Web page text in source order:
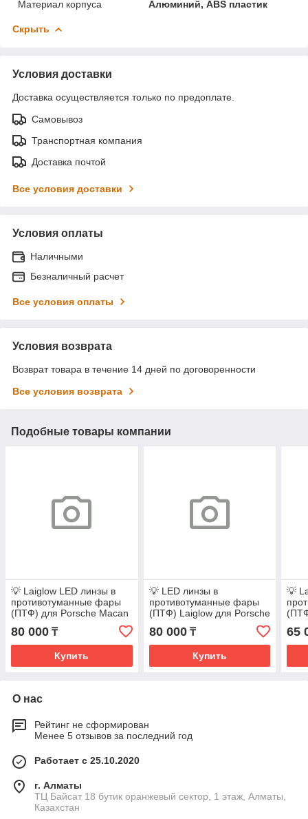
Материал корпуса
Алюминий, ABS пластик
Скрыть
Условия доставки
Доставка осуществляется только по предоплате.
Самовывоз
Транспортная компания
Доставка почтой
Все условия доставки
Условия оплаты
Наличными
Безналичный расчет
Все условия оплаты
Условия возврата
Возврат товара в течение 14 дней по договоренности
Все условия возврата
Подобные товары компании
💡 Laiglow LED линзы в
противотуманные фары
(ПТФ) для Porsche Macan
I дорестайл [2014–2018]
80 000 ₸
Купить
💡 LED линзы в
противотуманные фары
(ПТФ) Laiglow для Porsche
80 000₸
Купить
💡
65
О нас
Рейтинг не сформирован
Менее 5 отзывов за последний год
Работает с 25.10.2020
г. Алматы
ТЦ Байсат 18 бутик оранжевый сектор, 1 этаж, Алматы,
Казахстан